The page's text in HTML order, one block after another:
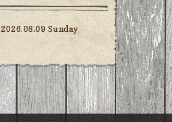
2026.08.09 Sunday